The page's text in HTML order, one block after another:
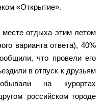
«Открытие».
отдыха этим летом
варианта ответа), 40%
что провели его
в отпуск к друзьям
на курортах
российском городе